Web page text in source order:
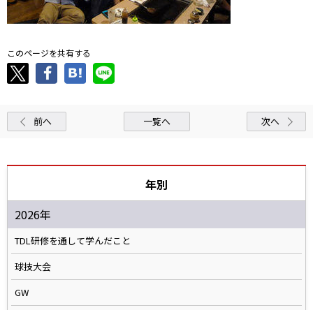
このページを共有する
前へ 一覧へ 次へ
年別
2026年
TDL研修を通して学んだこと
球技大会
GW